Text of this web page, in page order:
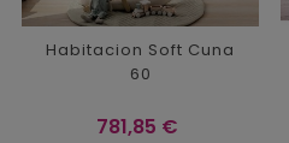
Habitacion Soft Cuna
60
Precio
781,85 €